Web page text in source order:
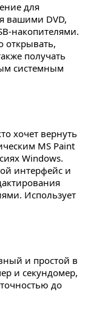
для
вашими DVD,
накопителями.
открывать,
получать
системным
хочет вернуть
MS Paint
Windows.
интерфейс и
Использует
и простой в
и секундомер,
до